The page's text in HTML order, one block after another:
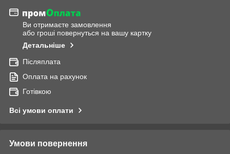
Ви отримаєте замовлення
або гроші повернуться на вашу картку
Детальніше
Післяплата
Оплата на рахунок
Готівкою
Всі умови оплати
Умови повернення